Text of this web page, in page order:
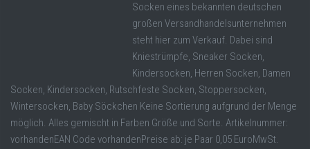
Socken eines bekannten deutschen
großen Versandhandelsunternehmen
steht hier zum Verkauf. Dabei sind
Kniestrümpfe, Sneaker Socken,
Kindersocken, Herren Socken, Damen
Socken, Kindersocken, Rutschfeste Socken, Stoppersocken,
Wintersocken, Baby Söckchen Keine Sortierung aufgrund der Menge
möglich. Alles gemischt in Farben Größe und Sorte. Artikelnummer:
vorhandenEAN Code vorhandenPreise ab: je Paar 0,05 EuroMwSt.